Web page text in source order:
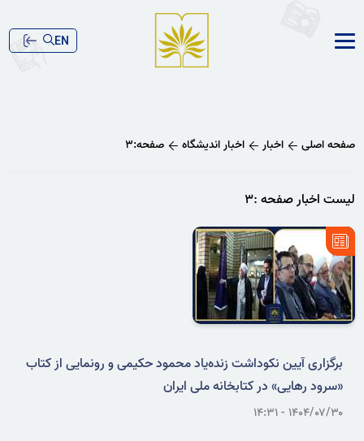
EN
صفحه اصلی اخبار اخبار اندیشگاه صفحه:۳
لیست اخبار صفحه :۳
برگزاری آیین نکوداشت زنده‌یاد محمود حکیمی و رونمایی از کتاب
«سرود رهایی» در کتابخانه ملی ایران
۱۴۰۴/۰۷/۳۰ - ۱۴:۳۱